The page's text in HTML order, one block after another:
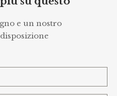
e un nostro